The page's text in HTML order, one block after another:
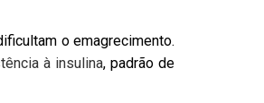
o emagrecimento.
à insulina, padrão de